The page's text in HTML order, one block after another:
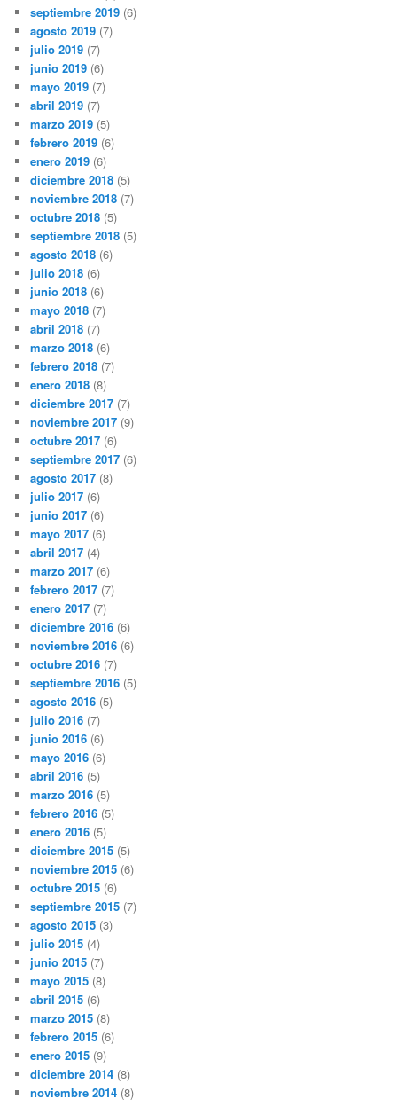
septiembre 2019 (6)
agosto 2019 (7)
julio 2019 (7)
junio 2019 (6)
mayo 2019 (7)
abril 2019 (7)
marzo 2019 (5)
febrero 2019 (6)
enero 2019 (6)
diciembre 2018 (5)
noviembre 2018 (7)
octubre 2018 (5)
septiembre 2018 (5)
agosto 2018 (6)
julio 2018 (6)
junio 2018 (6)
mayo 2018 (7)
abril 2018 (7)
marzo 2018 (6)
febrero 2018 (7)
enero 2018 (8)
diciembre 2017 (7)
noviembre 2017 (9)
octubre 2017 (6)
septiembre 2017 (6)
agosto 2017 (8)
julio 2017 (6)
junio 2017 (6)
mayo 2017 (6)
abril 2017 (4)
marzo 2017 (6)
febrero 2017 (7)
enero 2017 (7)
diciembre 2016 (6)
noviembre 2016 (6)
octubre 2016 (7)
septiembre 2016 (5)
agosto 2016 (5)
julio 2016 (7)
junio 2016 (6)
mayo 2016 (6)
abril 2016 (5)
marzo 2016 (5)
febrero 2016 (5)
enero 2016 (5)
diciembre 2015 (5)
noviembre 2015 (6)
octubre 2015 (6)
septiembre 2015 (7)
agosto 2015 (3)
julio 2015 (4)
junio 2015 (7)
mayo 2015 (8)
abril 2015 (6)
marzo 2015 (8)
febrero 2015 (6)
enero 2015 (9)
diciembre 2014 (8)
noviembre 2014 (8)